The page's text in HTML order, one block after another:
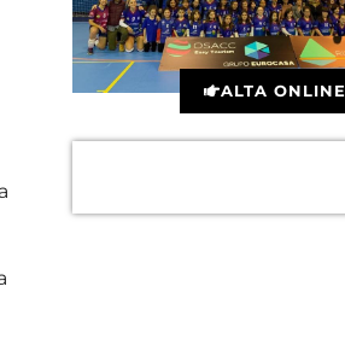
ALTA ONLINE